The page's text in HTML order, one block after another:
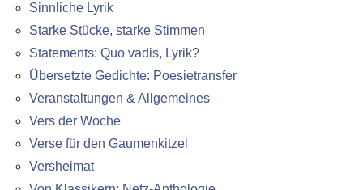
Sinnliche Lyrik
Starke Stücke, starke Stimmen
Statements: Quo vadis, Lyrik?
Übersetzte Gedichte: Poesietransfer
Veranstaltungen & Allgemeines
Vers der Woche
Verse für den Gaumenkitzel
Versheimat